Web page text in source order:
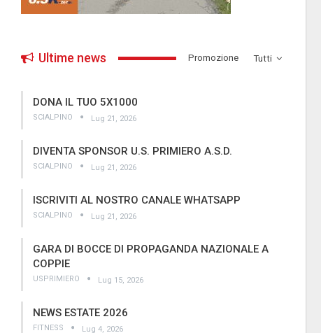
Tutti
Ultime news ­Promozione
DONA IL TUO 5X1000
SCIALPINO Lug 21, 2026
DIVENTA SPONSOR U.S. PRIMIERO A.S.D.
SCIALPINO Lug 21, 2026
ISCRIVITI AL NOSTRO CANALE WHATSAPP
SCIALPINO Lug 21, 2026
GARA DI BOCCE DI PROPAGANDA NAZIONALE A
COPPIE
USPRIMIERO Lug 15, 2026
NEWS ESTATE 2026
FITNESS Lug 4, 2026